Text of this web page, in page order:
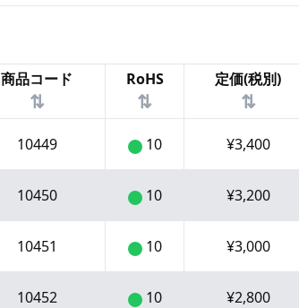
商品コード
⇅
RoHS
⇅
定価(税別)
⇅
10449 10 ¥3,400
10450 10 ¥3,200
10451 10 ¥3,000
10452 10 ¥2,800